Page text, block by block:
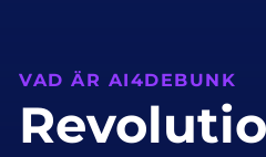
VAD ÄR AI4DEBUNK